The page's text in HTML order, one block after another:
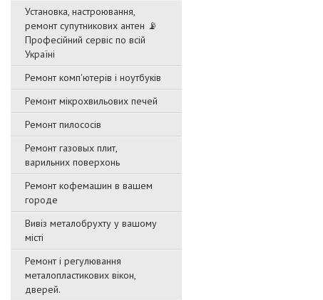
Установка, настроювання,
ремонт супутникових антен 📡
Професійний сервіс по всій
Україні
Ремонт комп'ютерів і ноутбуків
Ремонт мікрохвильових печей
Ремонт пилососів
Ремонт газовых плит,
варильних поверхонь
Ремонт кофемашин в вашем
городе
Вивіз металобрухту у вашому
місті
Ремонт і регулювання
металопластикових вікон,
дверей.